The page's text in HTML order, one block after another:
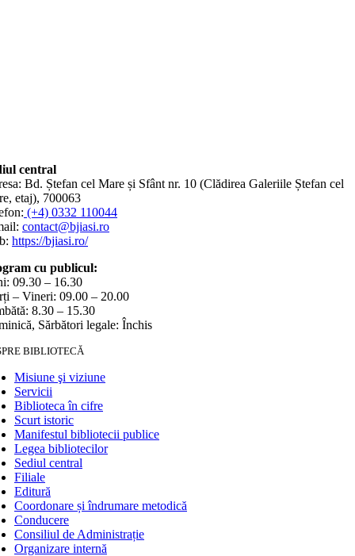
central
Bd. Ștefan cel Mare și Sfânt nr. 10 (Clădirea Galeriile Ștefan cel
etaj), 700063
(+4) 0332 110044
contact@bjiasi.ro
https://bjiasi.ro/
cu publicul:
09.30 – 16.30
– Vineri: 09.00 – 20.00
8.30 – 15.30
Sărbători legale: Închis
BIBLIOTECĂ
Misiune şi viziune
Servicii
Biblioteca în cifre
Scurt istoric
Manifestul bibliotecii publice
Legea bibliotecilor
Sediul central
Filiale
Editură
Coordonare și îndrumare metodică
Conducere
Consiliul de Administrație
Organizare internă